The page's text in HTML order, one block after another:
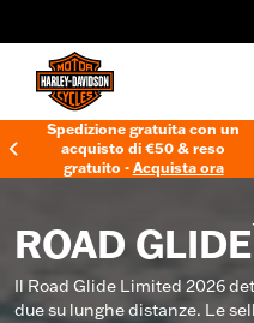
Spedizione gratuita con un
acquisto di €50 & reso
gratuito - Acquista ora
ROAD GLIDE
Il Road Glide Limited 2026
due su lunghe distanze. Le